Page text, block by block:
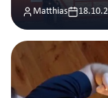
Matthias